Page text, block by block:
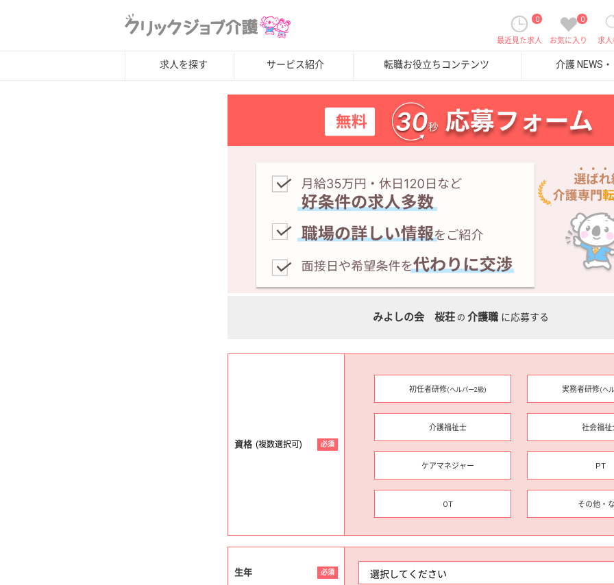
求
0
お気に入り
0
最近見た求人
求人を探す サービス紹介 転職お役立ちコンテンツ 介護 NEWS
みよしの会 桜荘の 介護職 に応募する
資格 (複数選択可) 必須
初任者研修(ヘルパー2級) 実務者研修(ヘ
介護福祉士 社会福祉
ケアマネジャー PT
OT その他・
生年 必須